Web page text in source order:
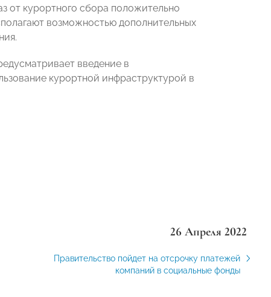
от курортного сбора положительно
возможностью дополнительных
введение в
курортной инфраструктурой в
26 Апреля 2022
Правительство пойдет на отсрочку платежей
компаний в социальные фонды